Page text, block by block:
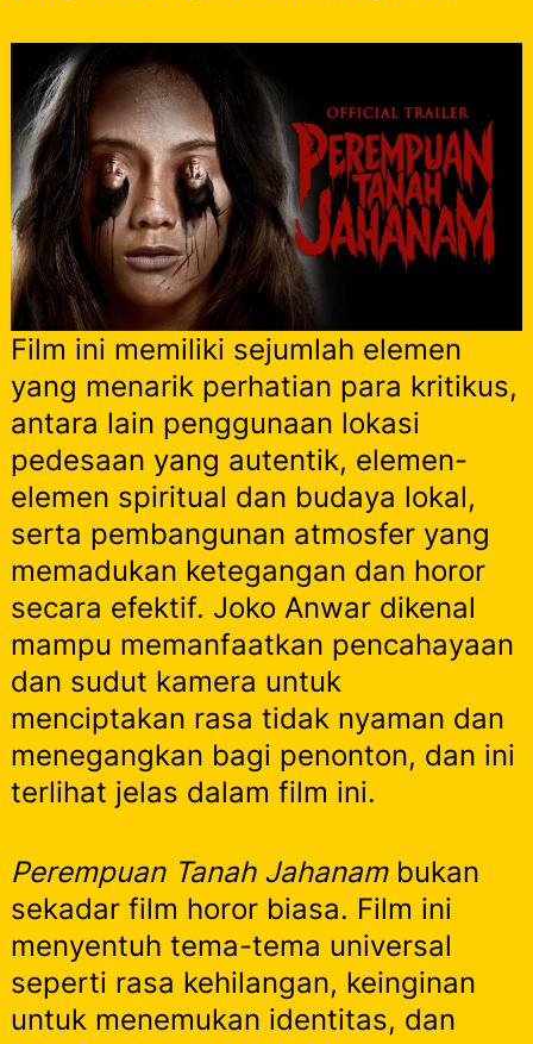
Film ini memiliki sejumlah elemen
yang menarik perhatian para kritikus,
antara lain penggunaan lokasi
pedesaan yang autentik, elemen-
elemen spiritual dan budaya lokal,
serta pembangunan atmosfer yang
memadukan ketegangan dan horor
secara efektif. Joko Anwar dikenal
mampu memanfaatkan pencahayaan
dan sudut kamera untuk
menciptakan rasa tidak nyaman dan
menegangkan bagi penonton, dan ini
terlihat jelas dalam film ini.
Perempuan Tanah Jahanambukan
sekadar film horor biasa. Film ini
menyentuh tema-tema universal
seperti rasa kehilangan, keinginan
untuk menemukan identitas, dan